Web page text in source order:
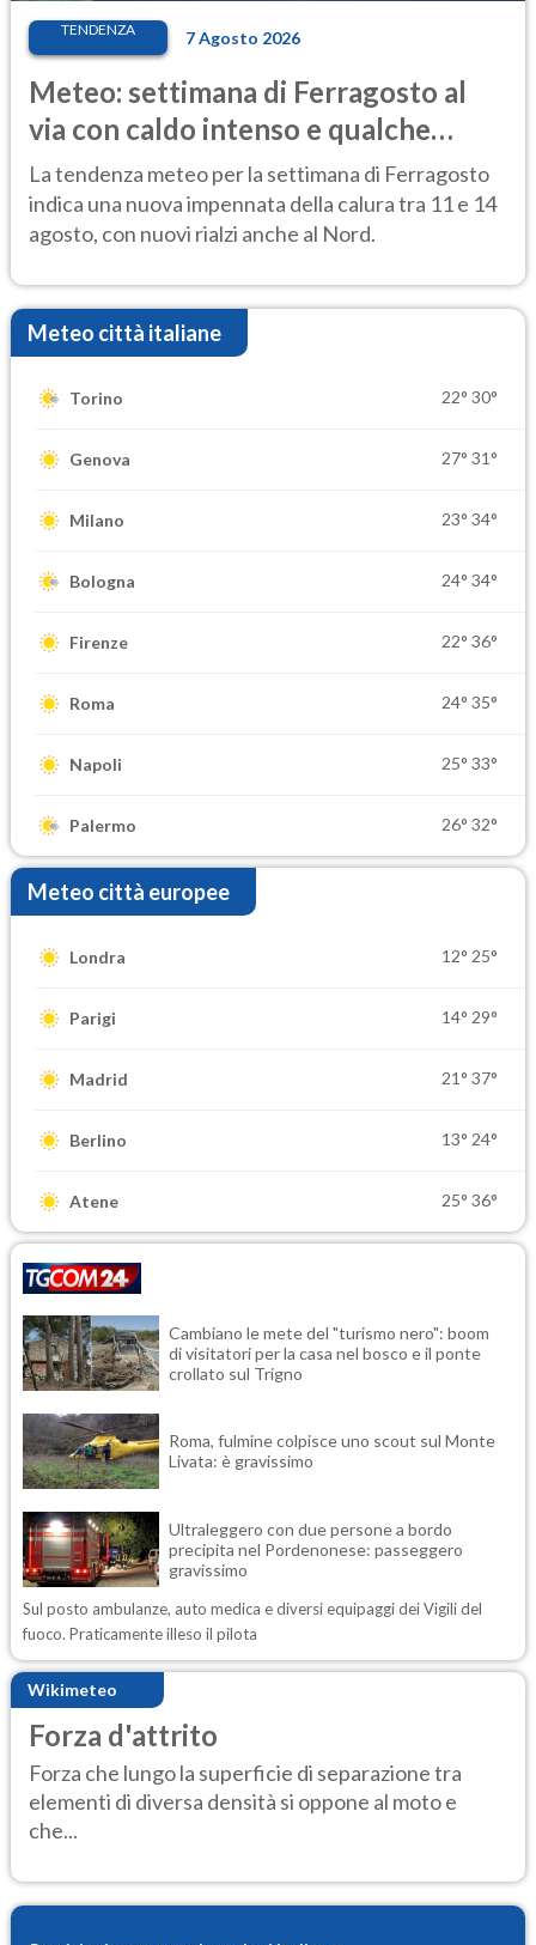
TENDENZA 7 Agosto 2026
Meteo: settimana di Ferragosto al
via con caldo intenso e qualche
temporale
La tendenza meteo per la settimana di Ferragosto
indica una nuova impennata della calura tra 11 e 14
agosto, con nuovi rialzi anche al Nord.
Meteo città italiane
Torino 22° 30°
Genova 27° 31°
Milano 23° 34°
Bologna 24° 34°
Firenze 22° 36°
Roma 24° 35°
Napoli 25° 33°
Palermo 26° 32°
Meteo città europee
Londra 12° 25°
Parigi 14° 29°
Madrid 21° 37°
Berlino 13° 24°
Atene 25° 36°
Cambiano le mete del "turismo nero": boom
di visitatori per la casa nel bosco e il ponte
crollato sul Trigno
Roma, fulmine colpisce uno scout sul Monte
Livata: è gravissimo
Ultraleggero con due persone a bordo
precipita nel Pordenonese: passeggero
gravissimo
Sul posto ambulanze, auto medica e diversi equipaggi dei Vigili del
fuoco. Praticamente illeso il pilota
Wikimeteo
Forza d'attrito
Forza che lungo la superficie di separazione tra
elementi di diversa densità si oppone al moto e
che...